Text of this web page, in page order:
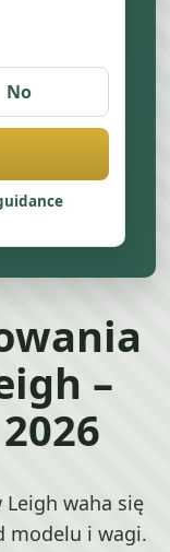
No
–
Leigh waha się
modelu i wagi.